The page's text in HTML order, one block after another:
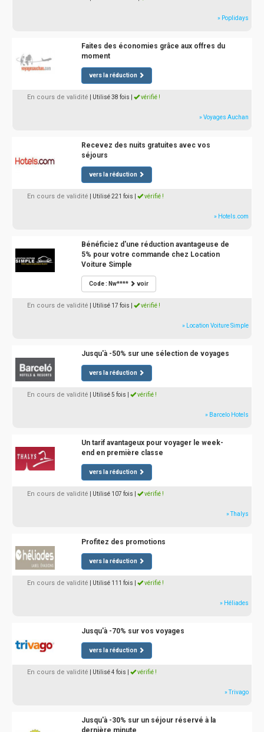
» Poplidays
Faites des économies grâce aux offres du
moment
vers la réduction
En cours de validité | Utilisé 38 fois vérifié !
» Voyages Auchan
Recevez des nuits gratuites avec vos
séjours
vers la réduction
En cours de validité | Utilisé 221 fois vérifié !
» Hotels.com
Bénéficiez d'une réduction avantageuse de
5% pour votre commande chez Location
Voiture Simple
Code : Nw**** voir
En cours de validité | Utilisé 17 fois vérifié !
» Location Voiture Simple
Jusqu'à -50% sur une sélection de voyages
vers la réduction
En cours de validité | Utilisé 5 fois vérifié !
» Barcelo Hotels
Un tarif avantageux pour voyager le week-
end en première classe
vers la réduction
En cours de validité | Utilisé 107 fois vérifié !
» Thalys
Profitez des promotions
vers la réduction
En cours de validité | Utilisé 111 fois vérifié !
» Héliades
Jusqu'à -70% sur vos voyages
vers la réduction
En cours de validité | Utilisé 4 fois vérifié !
» Trivago
Jusqu'à -30% sur un séjour réservé à la
dernière minute